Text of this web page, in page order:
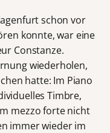
schon vor
konnte, war eine
Constanze.
wiederholen,
hatte: Im Piano
Timbre,
mezzo forte nicht
immer wieder im